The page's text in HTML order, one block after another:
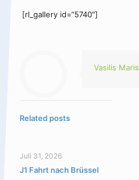
[rl_gallery id=“5740″]
Vasilis Maris
Related posts
Juli 31, 2026
J1 Fahrt nach Brüssel